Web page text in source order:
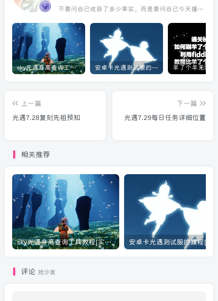
不要问自己收获了多少果实，而是要问自己今天播种了多少种子
sky光遇身高查询工具教程[实用工具] 安卓卡光遇测试服的教程[光遇]
上一篇
光遇7.28复刻先祖预知
下一篇
光遇7.29每日任务详细位置
相关推荐
sky光遇身高查询工具教程[实用工具] 安卓卡光遇测试服的教程[光
评论 抢沙发